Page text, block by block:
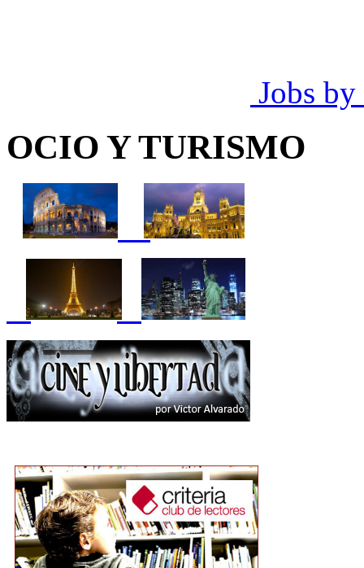
Jobs by
OCIO Y TURISMO